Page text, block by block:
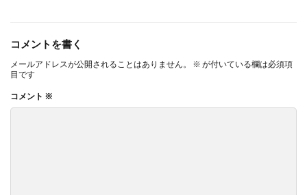
コメントを書く
メールアドレスが公開されることはありません。 ※ が付いている欄は必須項
目です
コメント ※